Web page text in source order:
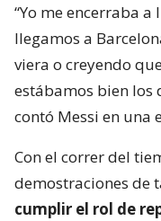
“Yo me encerraba
llegamos a
viera o creyendo
estábamos bien los
contó Messi en una
Con el correr del
demostraciones de
cumplir el rol de